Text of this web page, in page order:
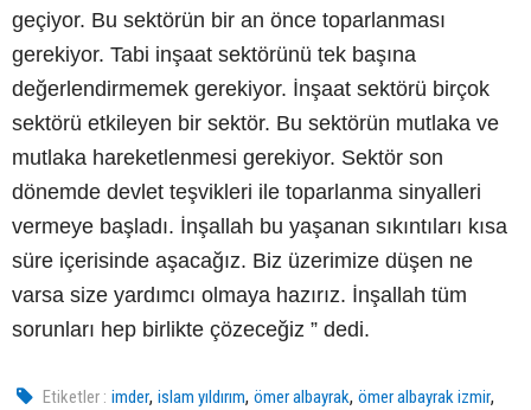
geçiyor. Bu sektörün bir an önce toparlanması
gerekiyor. Tabi inşaat sektörünü tek başına
değerlendirmemek gerekiyor. İnşaat sektörü birçok
sektörü etkileyen bir sektör. Bu sektörün mutlaka ve
mutlaka hareketlenmesi gerekiyor. Sektör son
dönemde devlet teşvikleri ile toparlanma sinyalleri
vermeye başladı. İnşallah bu yaşanan sıkıntıları kısa
süre içerisinde aşacağız. Biz üzerimize düşen ne
varsa size yardımcı olmaya hazırız. İnşallah tüm
sorunları hep birlikte çözeceğiz ” dedi.
Etiketler : imder,islam yıldırım,ömer albayrak,ömer albayrak izmir,